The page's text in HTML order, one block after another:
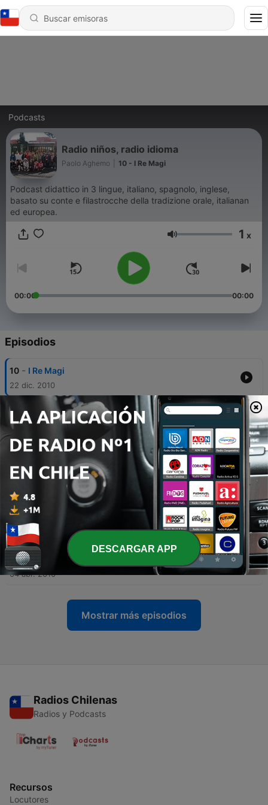
Podcasts
Radio niños, radio idioma
Paolo Aghemo 10 - I Re Magi
Podcast didattico in 3 lingue, italiano, spagnolo, inglese,
basato su conte e filastrocche della tradizione orale, italianan
ed europea.
Volumen 1 x
00:00 00:00
Episodios
10 - I Re Magi
22 dic. 2010
5
Della serie, Interviste impossibili, personaggi
biblici, Giuseppe d'Egitto
27 mayo 2010
Cuentos tradicionales españoles, "Don Pepito y
Don Josè" - "La Gallina Turuleca" - "Como se dibuja
un niño".
3 - The three little pigs
10 abr. 2010
2 - Filastrocche italiane, Il libro magico, Volta la carta
(ver 2), Pioggia e vento (Episode 3)
04 abr. 2010
Mostrar más episodios
Radios Chilenas
Radios y Podcasts
Recursos
Locutores
DESCARGAR APP